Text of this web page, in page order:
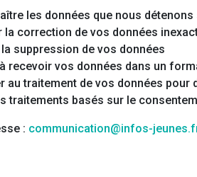
les données que nous détenons
la correction de vos données
suppression de vos données
recevoir vos données dans un
au traitement de vos données pour
traitements basés sur le
: communication@infos-